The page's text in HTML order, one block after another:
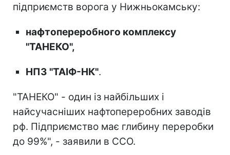
підприємств ворога у Нижньокамську:
нафтопереробного комплексу
"ТАНЕКО",
НПЗ "ТАІФ-НК".
"ТАНЕКО" - один із найбільших і
найсучасніших нафтопереробних заводів
рф. Підприємство має глибину переробки
до 99%", - заявили в ССО.